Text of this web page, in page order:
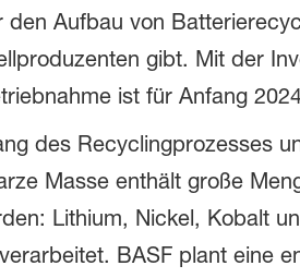
Aufbau von
gibt. Mit der
ist für Anfang
des Recyclingprozesses
Masse enthält große
Lithium, Nickel, Kobalt
BASF plant eine